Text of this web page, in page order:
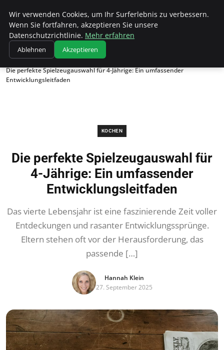
Wk Institut
Startseite
Kochen
Die perfekte Spielzeugauswahl für 4-Jährige: Ein umfassender
Entwicklungsleitfaden
KOCHEN
Die perfekte Spielzeugauswahl für
4-Jährige: Ein umfassender
Entwicklungsleitfaden
Das vierte Lebensjahr ist eine faszinierende Zeit voller
Entdeckungen und rasanter Entwicklungssprünge.
Eltern stehen oft vor der Herausforderung, das
passende […]
Hannah Klein
27. September 2025
Wir verwenden Cookies, um Ihr Surferlebnis zu verbessern.
Wenn Sie fortfahren, akzeptieren Sie unsere
Datenschutzrichtlinie. Mehr erfahren
Ablehnen Akzeptieren